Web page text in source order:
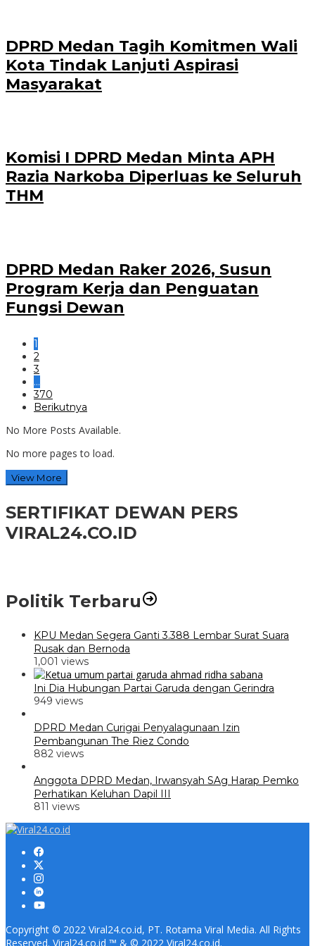
DPRD Medan Tagih Komitmen Wali
Kota Tindak Lanjuti Aspirasi
Masyarakat
Komisi I DPRD Medan Minta APH
Razia Narkoba Diperluas ke Seluruh
THM
DPRD Medan Raker 2026, Susun
Program Kerja dan Penguatan
Fungsi Dewan
1
2
3
…
370
Berikutnya
No More Posts Available.
No more pages to load.
View More
SERTIFIKAT DEWAN PERS
VIRAL24.CO.ID
Politik Terbaru
KPU Medan Segera Ganti 3.388 Lembar Surat Suara
Rusak dan Bernoda
1,001 views
Ini Dia Hubungan Partai Garuda dengan Gerindra
949 views
DPRD Medan Curigai Penyalagunaan Izin
Pembangunan The Riez Condo
882 views
Anggota DPRD Medan, Irwansyah SAg Harap Pemko
Perhatikan Keluhan Dapil III
811 views
Copyright © 2022 Viral24.co.id, PT. Rotama Viral Media. All Rights
Reserved. Viral24.co.id ™ & © 2022 Viral24.co.id.